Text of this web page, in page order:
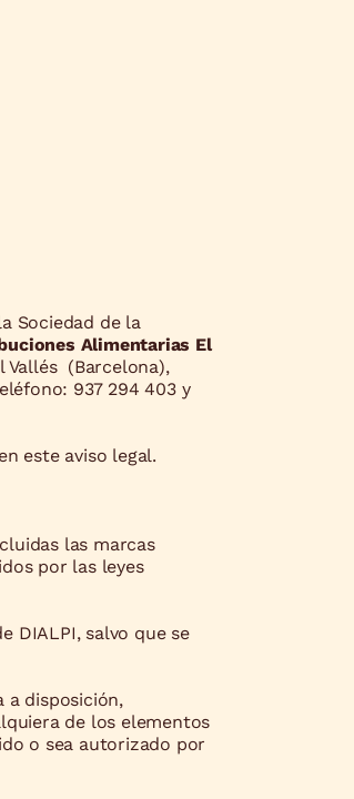
Sociedad de la
Alimentarias El
Vallés (Barcelona),
937 294 403 y
este aviso legal.
las marcas
por las leyes
DIALPI, salvo que se
a disposición,
de los elementos
o sea autorizado por